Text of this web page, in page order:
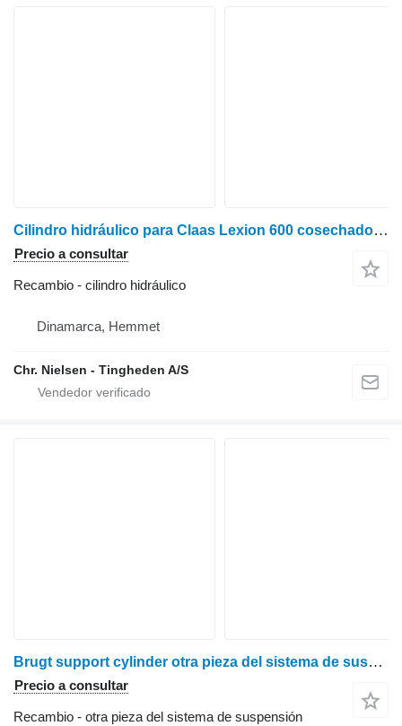
Cilindro hidráulico para Claas Lexion 600 cosechadora de cereales
Precio a consultar
Recambio - cilindro hidráulico
Dinamarca, Hemmet
Chr. Nielsen - Tingheden A/S
Brugt support cylinder otra pieza del sistema de suspensión para Claas Lexion 600 cosechadora de cereales
Precio a consultar
Recambio - otra pieza del sistema de suspensión